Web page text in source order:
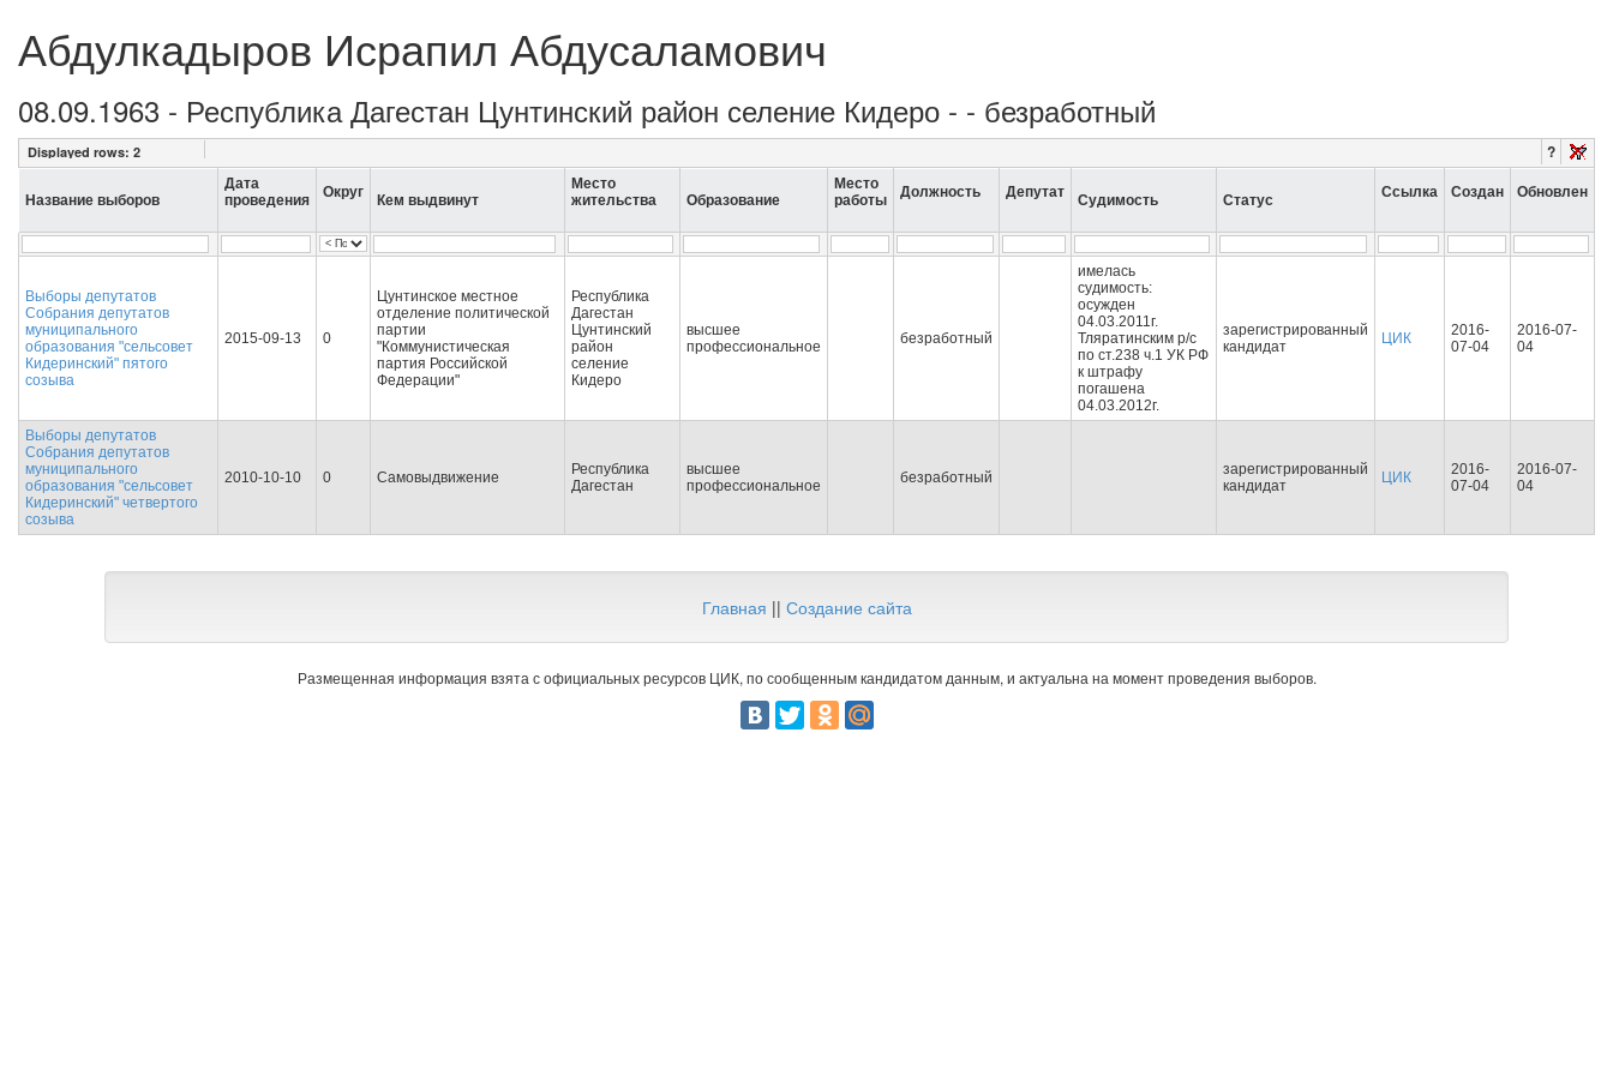
Абдулкадыров Исрапил Абдусаламович
08.09.1963 - Республика Дагестан Цунтинский район селение Кидеро - - безработный
Displayed rows: 2 ?
Название выборов
Дата
проведения
Округ Кем выдвинут
Место
жительства
Образование
Место
работы
Должность Депутат Судимость Статус Ссылка Создан Обновлен
Выборы депутатов
Собрания депутатов
муниципального
образования "сельсовет
Кидеринский" пятого
созыва
2015-09-13 0
Цунтинское местное
отделение политической
партии
"Коммунистическая
партия Российской
Федерации"
Республика
Дагестан
Цунтинский
район
селение
Кидеро
высшее
профессиональное
безработный
имелась
судимость:
осужден
04.03.2011г.
Тляратинским р/с
по ст.238 ч.1 УК РФ
к штрафу
погашена
04.03.2012г.
зарегистрированный
кандидат
ЦИК
2016-
07-04
2016-07-
04
Выборы депутатов
Собрания депутатов
муниципального
образования "сельсовет
Кидеринский" четвертого
созыва
2010-10-10 0 Самовыдвижение
Республика
Дагестан
высшее
профессиональное
безработный
зарегистрированный
кандидат
ЦИК
2016-
07-04
2016-07-
04
Главная || Создание сайта
Размещенная информация взята с официальных ресурсов ЦИК, по сообщенным кандидатом данным, и актуальна на момент проведения выборов.